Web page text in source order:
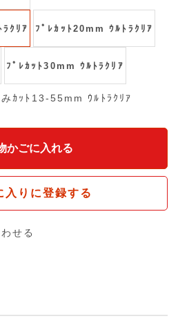
ﾗｸﾘｱ ﾌﾟﾚｶｯﾄ20mm ｳﾙﾄﾗｸﾘｱ
ﾌﾟﾚｶｯﾄ30mm ｳﾙﾄﾗｸﾘｱ
ｶｯﾄ13-55mm ｳﾙﾄﾗｸﾘｱ
入りに登録する
せる